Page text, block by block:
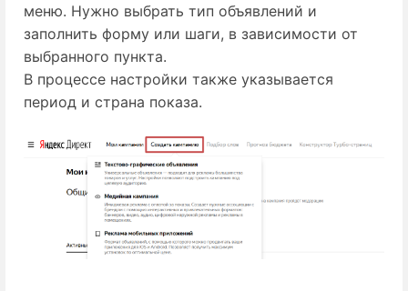
меню. Нужно выбрать тип объявлений и
заполнить форму или шаги, в зависимости от
выбранного пункта.
В процессе настройки также указывается
период и страна показа.